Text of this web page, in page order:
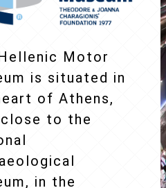
Motor
is situated in
of Athens,
to the
in the